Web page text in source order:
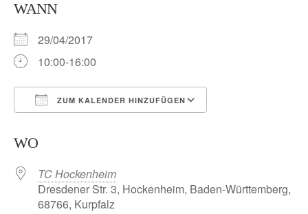
WANN
29/04/2017
10:00-16:00
ZUM KALENDER HINZUFÜGEN
WO
TC Hockenheim
Dresdener Str. 3, Hockenheim, Baden-Württemberg,
68766, Kurpfalz